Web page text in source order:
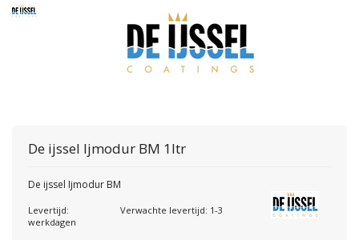
De ijssel Ijmodur BM 1ltr
De ijssel Ijmodur BM
Levertijd:
Verwachte levertijd: 1-3
werkdagen